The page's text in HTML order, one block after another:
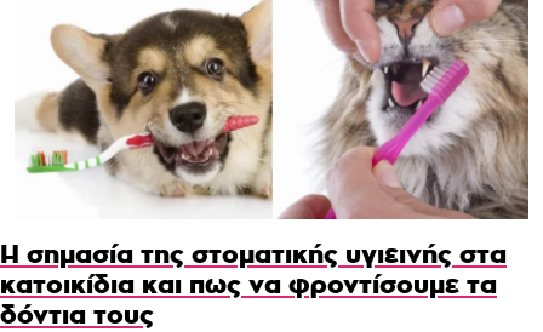
Η σημασία της στοματικής υγιεινής στα
κατοικίδια και πως να φροντίσουμε τα
δόντια τους